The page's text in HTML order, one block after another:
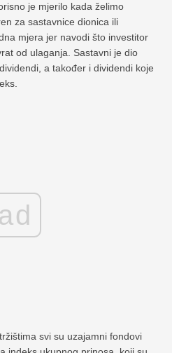
je mjerilo kada želimo
za sastavnice dionica ili
mjera jer navodi što investitor
od ulaganja. Sastavni je dio
a također i dividendi koje
ad
svi su uzajamni fondovi